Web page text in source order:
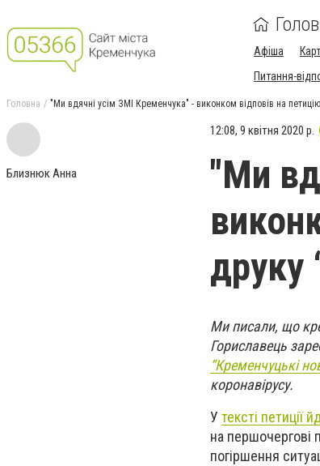
Афіша
Питання-
Головна "Ми вдячні усім ЗМІ Кременчука" - виконком відповів на
Близнюк Анна
12:08, 9 квітня 2020 р.
"Ми
друку
Ми писали, що
Гориславець
“Кременчуцькі
коронавірусу.
У тексті петиції
на першочергові
погіршення